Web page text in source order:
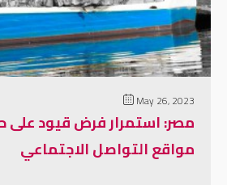
May 26, 2023
مصر: استمرار فرض قيود على
مواقع التواصل الاجتماعي